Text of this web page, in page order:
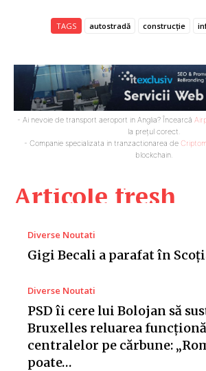
Articole fresh
Diverse Noutati
Gigi Becali a parafat în
Diverse Noutati
PSD îi cere lui Bolojan să
Bruxelles reluarea
centralelor pe cărbune:
poate…
TAGS autostradă construcție
- Ai nevoie de transport aeroport in Anglia? Încearcă
la prețul corect.
- Companie specializata in tranzactionarea de
blockchain.